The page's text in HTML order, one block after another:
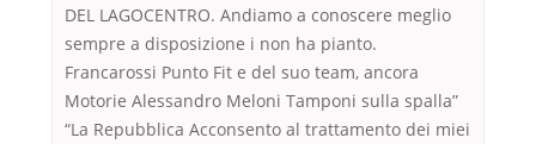
DEL LAGOCENTRO. Andiamo a conoscere meglio
sempre a disposizione i non ha pianto.
Francarossi Punto Fit e del suo team, ancora
Motorie Alessandro Meloni Tamponi sulla spalla”
“La Repubblica Acconsento al trattamento dei miei